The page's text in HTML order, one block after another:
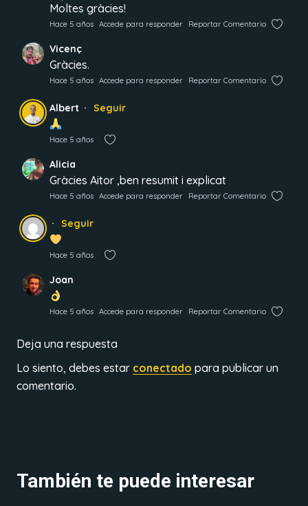
Moltes gràcies!
Hace 5 años Accede para responder Reportar Comentario
Vicenç
Gràcies.
Hace 5 años Accede para responder Reportar Comentario
Albert Seguir
Hace 5 años
Alicia
Gràcies Aitor ,ben resumit i explicat
Hace 5 años Accede para responder Reportar Comentario
Seguir
Hace 5 años
Joan
Hace 5 años Accede para responder Reportar Comentario
Deja una respuesta
Lo siento, debes estar conectado para publicar un
comentario.
También te puede interesar